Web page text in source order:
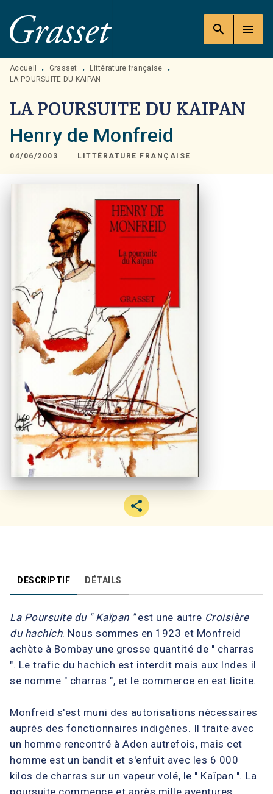
MENU RECHERCHE
PIED DE PAGE
search menu
Accueil • Grasset • Littérature française
•
LA POURSUITE DU KAIPAN
LA POURSUITE DU KAIPAN
Henry de Monfreid
04/06/2003 LITTÉRATURE FRANÇAISE
DESCRIPTIF DÉTAILS
La Poursuite du " Kaïpan "est une autre Croisière
du hachich. Nous sommes en 1923 et Monfreid
achète à Bombay une grosse quantité de " charras
". Le trafic du hachich est interdit mais aux Indes il
se nomme " charras ", et le commerce en est licite.
Monfreid s'est muni des autorisations nécessaires
auprès des fonctionnaires indigènes. Il traite avec
un homme rencontré à Aden autrefois, mais cet
homme est un bandit et s'enfuit avec les 6 000
kilos de charras sur un vapeur volé, le " Kaïpan ". La